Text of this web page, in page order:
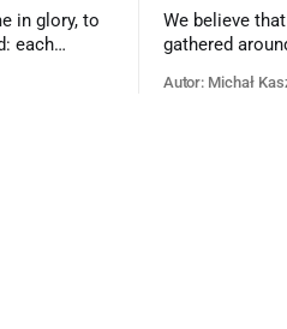
in glory, to
each
of God
We believe
gathered
where in
Autor: Michał